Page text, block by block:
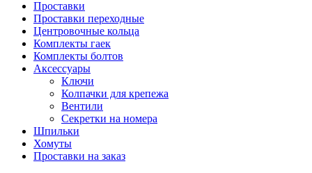
Проставки
Проставки переходные
Центровочные кольца
Комплекты гаек
Комплекты болтов
Аксессуары
Ключи
Колпачки для крепежа
Вентили
Секретки на номера
Шпильки
Хомуты
Проставки на заказ